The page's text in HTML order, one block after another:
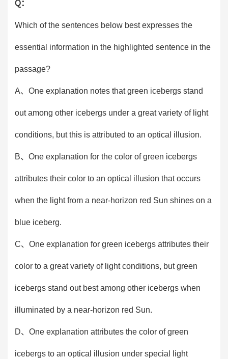
Q：
Which of the sentences below best expresses the
essential information in the highlighted sentence in the
passage?
A、One explanation notes that green icebergs stand
out among other icebergs under a great variety of light
conditions, but this is attributed to an optical illusion.
B、One explanation for the color of green icebergs
attributes their color to an optical illusion that occurs
when the light from a near-horizon red Sun shines on a
blue iceberg.
C、One explanation for green icebergs attributes their
color to a great variety of light conditions, but green
icebergs stand out best among other icebergs when
illuminated by a near-horizon red Sun.
D、One explanation attributes the color of green
icebergs to an optical illusion under special light